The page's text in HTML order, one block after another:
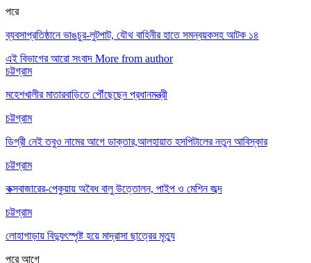
পরে
ব্যবসাপ্রতিষ্ঠানে ভাঙচুর-লুটপাট, যৌথ বাহিনীর হাতে সমন্বয়কসহ আটক ১৪
এই বিভাগের আরো সংবাদ More from author
চট্টগ্রাম
মহেশখালীর মাতারবাড়িতে পৌঁছেছেন প্রধানমন্ত্রী
চট্টগ্রাম
ডিগ্রী নেই তবুও নামের আগে ডাক্তার,আলহায়াত হসপিটালের নতুন আবিস্কার
চট্টগ্রাম
কক্সবাজারের-পেকুয়ায় অবৈধ বালু উত্তোলন, পাইপ ও মেশিন জব্দ
চট্টগ্রাম
লোহাগাড়ায় বিদ্যুৎস্পৃষ্ট হয়ে মাদ্রাসা ছাত্রের মৃত্যু
পরেআগে